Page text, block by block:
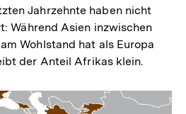
Jahrzehnte haben nicht
Während Asien inzwischen
Wohlstand hat als Europa
der Anteil Afrikas klein.